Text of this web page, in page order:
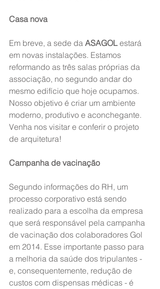
Casa nova
Em breve, a sede da ASAGOL estará
em novas instalações. Estamos
reformando as três salas próprias da
associação, no segundo andar do
mesmo edifício que hoje ocupamos.
Nosso objetivo é criar um ambiente
moderno, produtivo e aconchegante.
Venha nos visitar e conferir o projeto
de arquitetura!
Campanha de vacinação
Segundo informações do RH, um
processo corporativo está sendo
realizado para a escolha da empresa
que será responsável pela campanha
de vacinação dos colaboradores Gol
em 2014. Esse importante passo para
a melhoria da saúde dos tripulantes -
e, consequentemente, redução de
custos com dispensas médicas - é